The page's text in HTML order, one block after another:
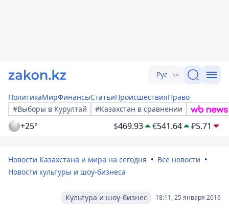
Рус
ПолитикаМирФинансыСтатьиПроисшествияПраво
#Выборы в Курултай
#Казахстан в сравнении
+25° $469.93 €541.64 ₽5.71
Новости Казахстана и мира на сегодня
Все новости
Новости культуры и шоу-бизнеса
18:11, 25 января 2016
Культура и шоу-бизнес